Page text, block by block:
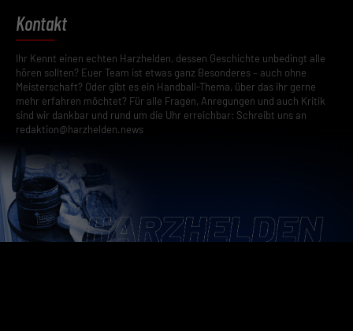
Kontakt
Ihr Kennt einen echten Harzhelden, dessen Geschichte unbedingt alle
hören sollten? Euer Team ist etwas ganz Besonderes – auch ohne
Meisterschaft? Oder gibt es ein Handball-Thema, über das ihr gerne
mehr erfahren möchtet? Für alle Fragen, Anregungen und auch Kritik
sind wir dankbar und rund um die Uhr erreichbar: Schreibt uns an
redaktion@harzhelden.news